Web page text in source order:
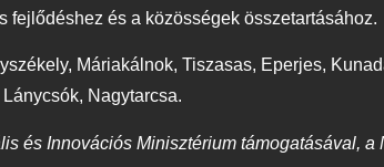
fejlődéshez és a közösségek összetartásához.
Máriakálnok, Tiszasas, Eperjes,
Nagytarcsa.
és Innovációs Minisztérium támogatásával,